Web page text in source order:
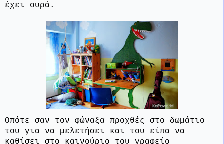
έχει ουρά.
Οπότε σαν τον φώναξα προχθές στο δωμάτιο
του για να μελετήσει και του είπα να
καθίσει στο καινούριο του γραφείο